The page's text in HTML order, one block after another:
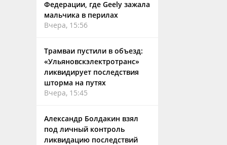
Федерации, где Geely зажала
мальчика в перилах
Вчера, 15:56
Трамваи пустили в объезд:
«Ульяновскэлектротранс»
ликвидирует последствия
шторма на путях
Вчера, 15:45
Александр Болдакин взял
под личный контроль
ликвидацию последствий